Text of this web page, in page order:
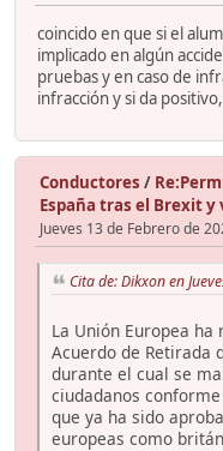
coincido en que si el
implicado en algún
pruebas y en caso de
infracción y si da
Conductores /
España tras el Brexit y
Jueves 13 de Febrero de
Cita de: Dikxon en
La Unión Europea ha
Acuerdo de Retirada
durante el cual se
ciudadanos
que ya ha sido
europeas como